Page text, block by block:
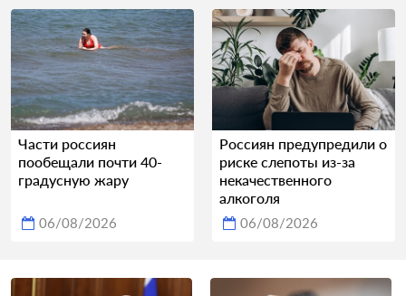
Части россиян
пообещали почти 40-
градусную жару
06/08/2026
Россиян предупредили о
риске слепоты из-за
некачественного
алкоголя
06/08/2026